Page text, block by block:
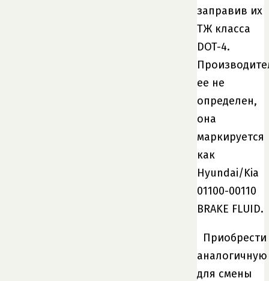
заправив их
ТЖ класса
DOT-4.
ее не
определен,
она
маркируется
как
Hyundai/Kia
01100-00110
BRAKE FLUID.
Приобрести
аналогичную
для смены